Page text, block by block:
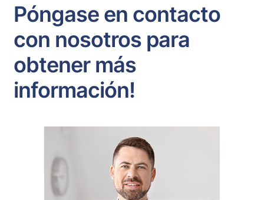
Póngase en contacto
con nosotros para
obtener más
información!